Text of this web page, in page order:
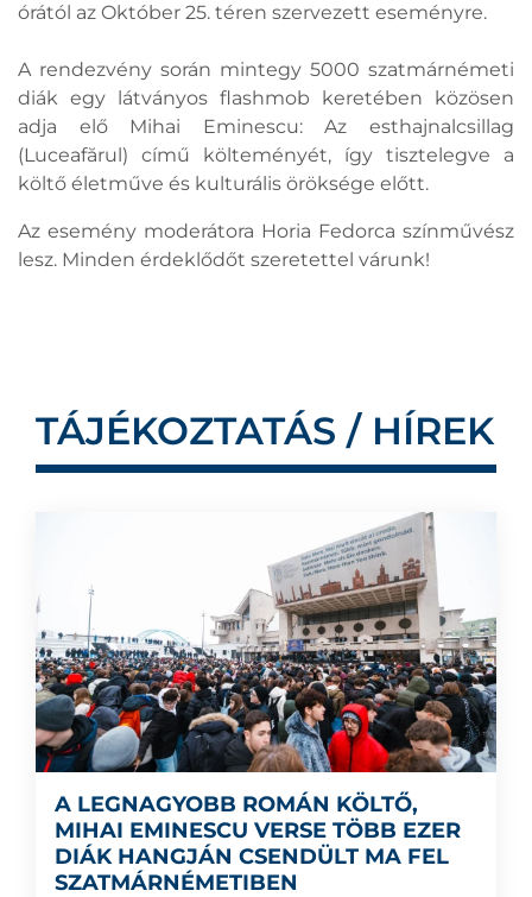
órától az Október 25. téren szervezett eseményre.
A rendezvény során mintegy 5000 szatmárnémeti
diák egy látványos flashmob keretében közösen
adja elő Mihai Eminescu: Az esthajnalcsillag
(Luceafărul) című költeményét, így tisztelegve a
költő életműve és kulturális öröksége előtt.
Az esemény moderátora Horia Fedorca színművész
lesz. Minden érdeklődőt szeretettel várunk!
TÁJÉKOZTATÁS / HÍREK
A LEGNAGYOBB ROMÁN KÖLTŐ,
MIHAI EMINESCU VERSE TÖBB EZER
DIÁK HANGJÁN CSENDÜLT MA FEL
SZATMÁRNÉMETIBEN